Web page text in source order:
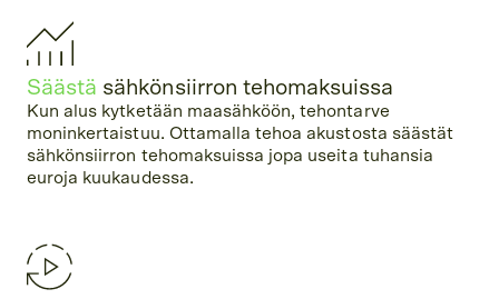
Säästä sähkönsiirron tehomaksuissa
Kun alus kytketään maasähköön, tehontarve
moninkertaistuu. Ottamalla tehoa akustosta säästät
sähkönsiirron tehomaksuissa jopa useita tuhansia
euroja kuukaudessa.